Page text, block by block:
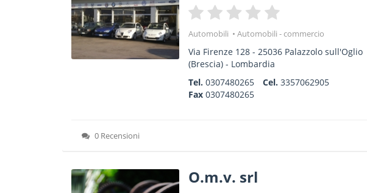
Automobili Automobili - commercio
Via Firenze 128 -25036 Palazzolo sull'Oglio
(Brescia) - Lombardia
Tel.0307480265 Cel.3357062905
Fax0307480265
0 Recensioni
O.m.v. srl